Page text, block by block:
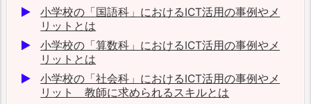
小学校の「国語科」におけるICT活用の事例やメ
リットとは
小学校の「算数科」におけるICT活用の事例やメ
リットとは
小学校の「社会科」におけるICT活用の事例やメ
リット 教師に求められるスキルとは